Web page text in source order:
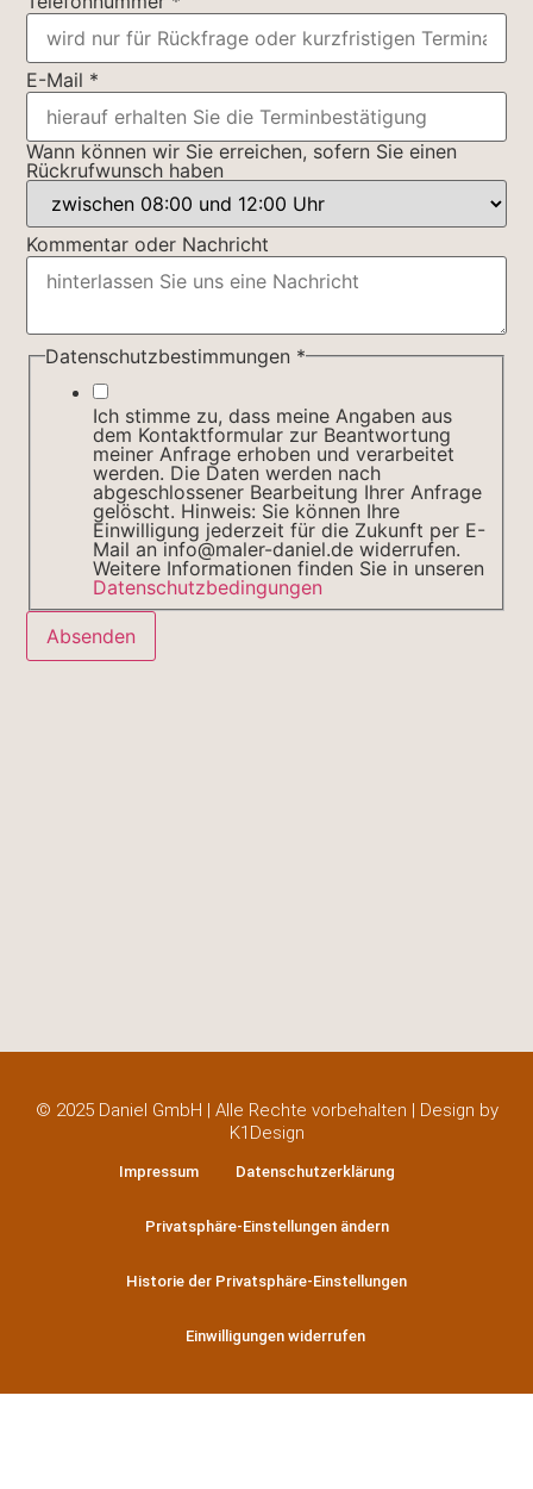
Name
Datenschutzbestimmungen
wir
E-Mail *
Wann können wir Sie erreichen, sofern Sie einen
Rückrufwunsch haben
Kommentar oder Nachricht
Datenschutzbestimmungen *
Ich stimme zu, dass meine Angaben aus
dem Kontaktformular zur Beantwortung
meiner Anfrage erhoben und verarbeitet
werden. Die Daten werden nach
abgeschlossener Bearbeitung Ihrer Anfrage
gelöscht. Hinweis: Sie können Ihre
Einwilligung jederzeit für die Zukunft per E-
Mail an info@maler-daniel.de widerrufen.
Weitere Informationen finden Sie in unseren
Datenschutzbedingungen
Absenden
© 2025 Daniel GmbH | Alle Rechte vorbehalten | Design by
K1Design
Impressum Datenschutzerklärung
Privatsphäre-Einstellungen ändern
Historie der Privatsphäre-Einstellungen
Einwilligungen widerrufen